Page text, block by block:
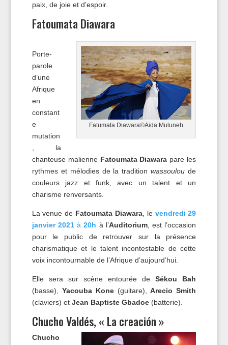
paix, de joie et d’espoir.
Fatoumata Diawara
Fatumata Diawara©Aida Muluneh
Porte-
parole
d’une
Afrique
en
constant
e
mutation
, la
chanteuse malienne Fatoumata Diawara pare les
rythmes et mélodies de la traditionwassoulou de
couleurs jazz et funk, avec un talent et un
charisme renversants.
La venue de Fatoumata Diawara, le vendredi 29
janvier 2021à20h à l’Auditorium, est l’occasion
pour le public de retrouver sur la présence
charismatique et le talent incontestable de cette
voix incontournable de l’Afrique d’aujourd’hui.
Elle sera sur scène entourée deSékou Bah
(basse), Yacouba Kone(guitare),Arecio Smith
(claviers) et Jean Baptiste Gbadoe(batterie).
Chucho Valdés, « La creación »
Chucho